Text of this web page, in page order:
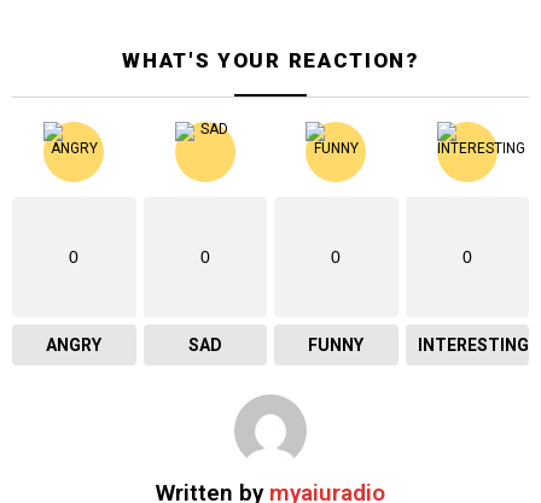
WHAT'S YOUR REACTION?
0
ANGRY
0
SAD
0
FUNNY
0
INTERESTING
Written by myaiuradio